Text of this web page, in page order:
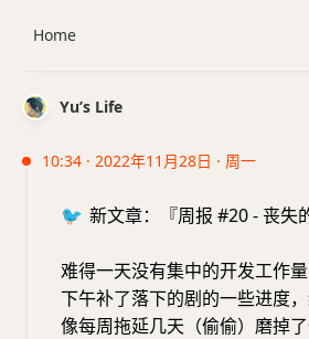
Yu’s Life
10:34 · 2022年11月28日 · 周一
🐦 新文章：『周报 #20 - 丧失
难得一天没有集中的开发工作量
下午补了落下的剧的一些进度
像每周拖延几天（偷偷）磨掉
Home